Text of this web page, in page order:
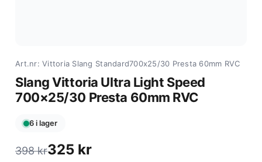
Art.nr: Vittoria Slang Standard700x25/30 Presta 60mm RVC
Slang Vittoria Ultra Light Speed
700×25/30 Presta 60mm RVC
6 i lager
398kr325 kr